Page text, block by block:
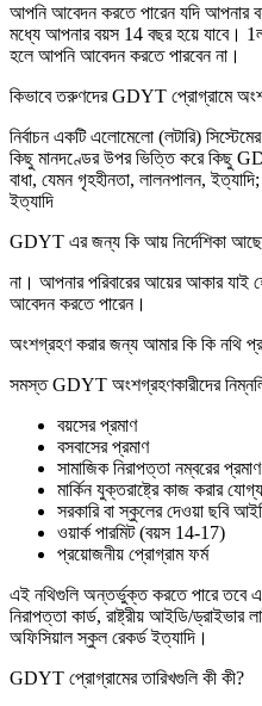
আপনি আবেদন করতে পারেন যদি আপনার
মধ্যে আপনার বয়স 14 বছর হয়ে যাবে।
হলে আপনি আবেদন করতে পারবেন না।
কিভাবে তরুণদের GDYT প্রোগ্রামে
নির্বাচন একটি এলোমেলো (লটারি)
কিছু মানদণ্ডের উপর ভিত্তি করে কিছু
বাধা, যেমন গৃহহীনতা, লালনপালন,
ইত্যাদি
GDYT এর জন্য কি আয় নির্দেশিকা
না। আপনার পরিবারের আয়ের আকার
আবেদন করতে পারেন।
অংশগ্রহণ করার জন্য আমার কি কি নথি
সমস্ত GDYT অংশগ্রহণকারীদের
বয়সের প্রমাণ
বসবাসের প্রমাণ
সামাজিক নিরাপত্তা নম্বরের প্রমাণ
মার্কিন যুক্তরাষ্ট্রে কাজ করার
সরকারি বা স্কুলের দেওয়া ছবি
ওয়ার্ক পারমিট (বয়স 14-17)
প্রয়োজনীয় প্রোগ্রাম ফর্ম
এই নথিগুলি অন্তর্ভুক্ত করতে পারে তবে
নিরাপত্তা কার্ড, রাষ্ট্রীয় আইডি/ড্রাইভার
অফিসিয়াল স্কুল রেকর্ড ইত্যাদি।
GDYT প্রোগ্রামের তারিখগুলি কী কী?